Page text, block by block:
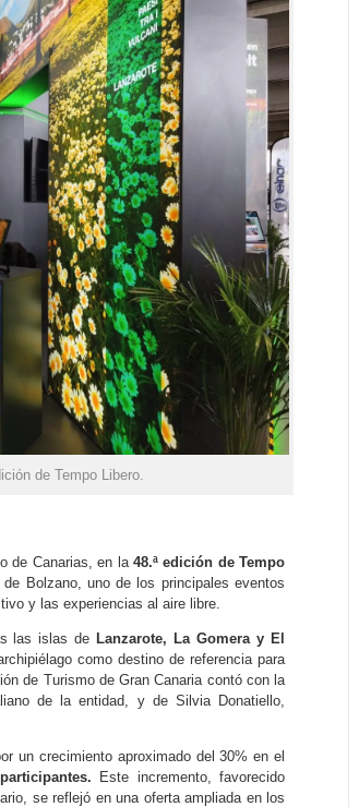
de Tempo Libero.
de Canarias, en la48.ª edición de Tempo
Bolzano, uno de los principales eventos
y las experiencias al aire libre.
las islas de Lanzarote, La Gomera y El
como destino de referencia para
de Turismo de Gran Canaria contó con la
de la entidad, y de Silvia Donatiello,
un crecimiento aproximado del 30% en el
Este incremento, favorecido
se reflejó en una oferta ampliada en los